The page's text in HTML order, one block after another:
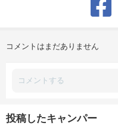
コメントはまだありません
投稿したキャンパー